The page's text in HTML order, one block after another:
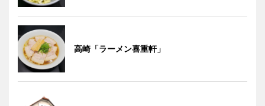
高崎「ラーメン喜重軒」